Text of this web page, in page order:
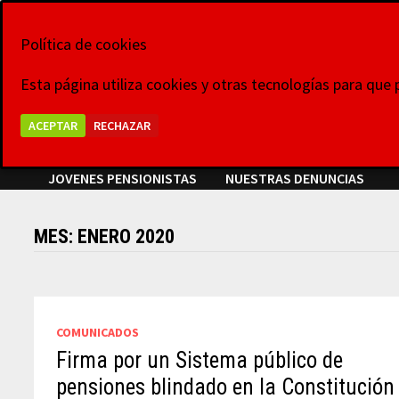
La Voz de las
JOVENES PENSIONISTAS
NUESTRAS DENUNCIAS
MES: ENERO 2020
COMUNICADOS
Firma por un Sistema público de
pensiones blindado en la Constitución
Política de cookies
Esta página utiliza cookies y otras tecnologías para
ACEPTAR RECHAZAR